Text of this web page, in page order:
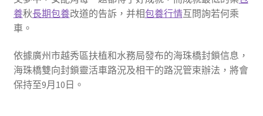
養秋長期包養改道的告訴，并相包養行情互問詢若何乘
車。
依據廣州市越秀區扶植和水務局發布的海珠橋封鎖信息，
海珠橋雙向封鎖靈活車路況及相干的路況管束辦法，將會
保持至9月10日。